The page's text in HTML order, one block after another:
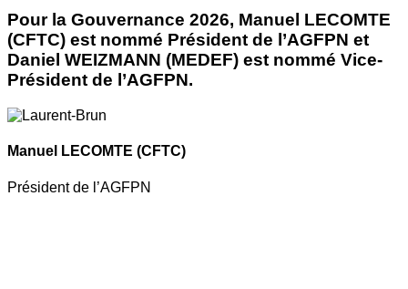
Pour la Gouvernance 2026, Manuel LECOMTE
(CFTC) est nommé Président de l’AGFPN et
Daniel WEIZMANN (MEDEF) est nommé Vice-
Président de l’AGFPN.
Manuel LECOMTE (CFTC)
Président de l’AGFPN